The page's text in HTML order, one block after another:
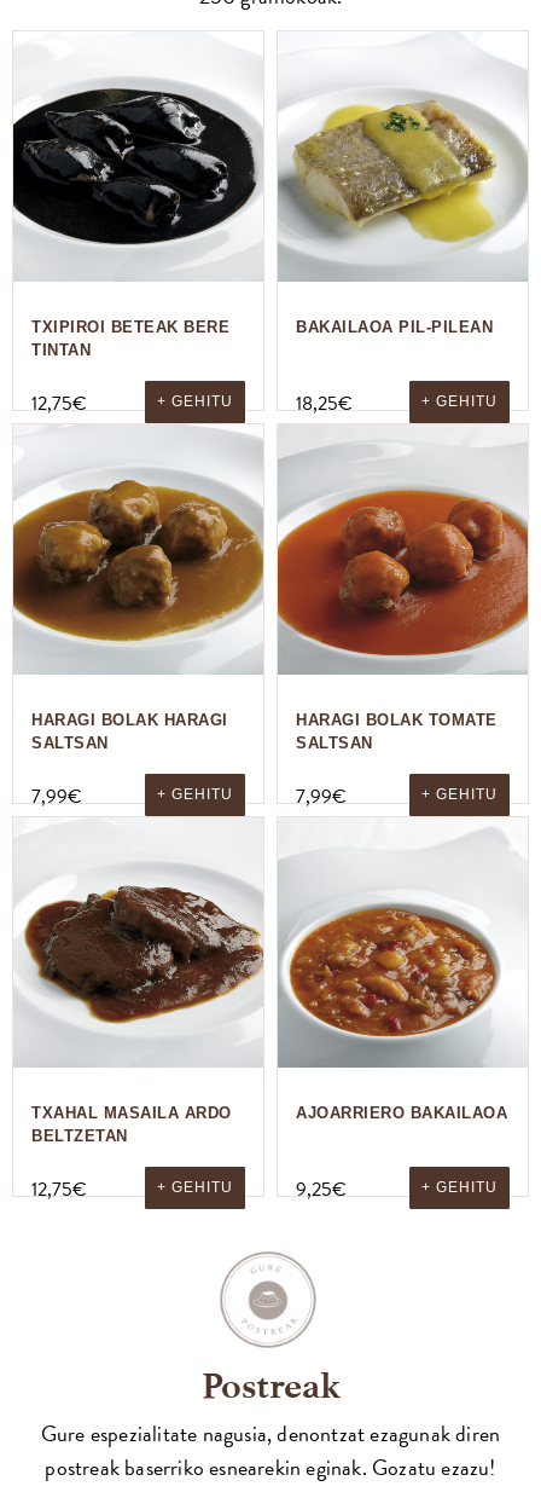
TXIPIROI BETEAK BERE
TINTAN
12,75€ + GEHITU
BAKAILAOA PIL-PILEAN
18,25€ + GEHITU
HARAGI BOLAK HARAGI
SALTSAN
7,99€ + GEHITU
HARAGI BOLAK TOMATE
SALTSAN
7,99€ + GEHITU
TXAHAL MASAILA ARDO
BELTZETAN
12,75€ + GEHITU
AJOARRIERO BAKAILAOA
9,25€ + GEHITU
Postreak
Gure espezialitate nagusia, denontzat ezagunak diren
postreak baserriko esnearekin eginak. Gozatu ezazu!